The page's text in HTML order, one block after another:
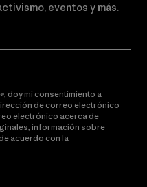
eventos y más.
doy mi consentimiento a
de correo electrónico
electrónico acerca de
información sobre
acuerdo con la